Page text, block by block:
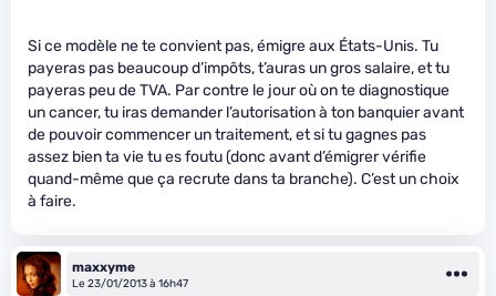
Si ce modèle ne te convient pas, émigre aux États-Unis. Tu
payeras pas beaucoup d’impôts, t’auras un gros salaire, et tu
payeras peu de TVA. Par contre le jour où on te diagnostique
un cancer, tu iras demander l’autorisation à ton banquier avant
de pouvoir commencer un traitement, et si tu gagnes pas
assez bien ta vie tu es foutu (donc avant d’émigrer vérifie
quand-même que ça recrute dans ta branche). C’est un choix
à faire.
maxxyme
Le 23/01/2013 à 16h47